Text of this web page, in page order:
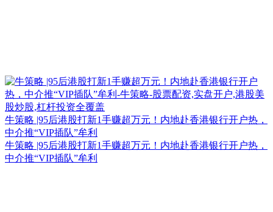
牛策略 |95后港股打新1手赚超万元！内地赴香港银行开户热，
中介推“VIP插队”牟利
牛策略 |95后港股打新1手赚超万元！内地赴香港银行开户热，
中介推“VIP插队”牟利